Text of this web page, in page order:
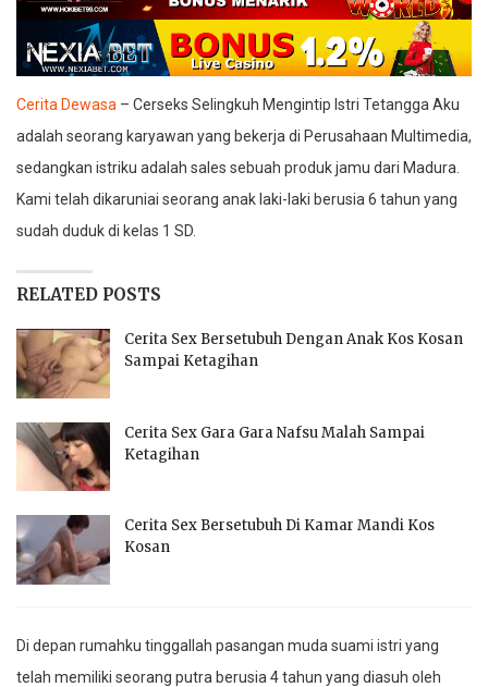
Cerita Dewasa – Cerseks Selingkuh Mengintip Istri Tetangga Aku
adalah seorang karyawan yang bekerja di Perusahaan Multimedia,
sedangkan istriku adalah sales sebuah produk jamu dari Madura.
Kami telah dikaruniai seorang anak laki-laki berusia 6 tahun yang
sudah duduk di kelas 1 SD.
RELATED POSTS
Cerita Sex Bersetubuh Dengan Anak Kos Kosan
Sampai Ketagihan
Cerita Sex Gara Gara Nafsu Malah Sampai
Ketagihan
Cerita Sex Bersetubuh Di Kamar Mandi Kos
Kosan
Di depan rumahku tinggallah pasangan muda suami istri yang
telah memiliki seorang putra berusia 4 tahun yang diasuh oleh